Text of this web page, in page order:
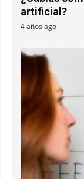
artificial?
4 años ago